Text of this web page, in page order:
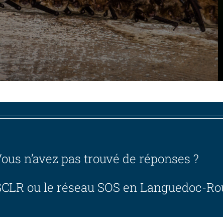
n’avez pas trouvé de réponses ?
ou le réseau SOS en Languedoc-